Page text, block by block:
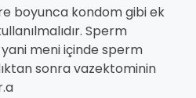
boyunca kondom gibi ek
Sperm
meni içinde sperm
sonra vazektominin